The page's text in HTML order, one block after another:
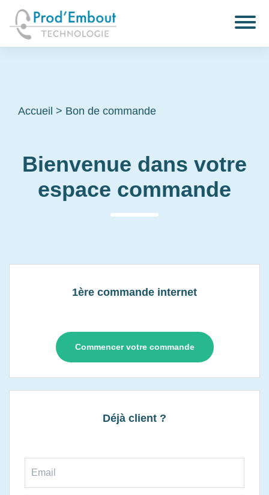
Accueil > Bon de commande
Bienvenue dans votre
espace commande
1ère commande internet
Commencer votre commande
Déjà client ?